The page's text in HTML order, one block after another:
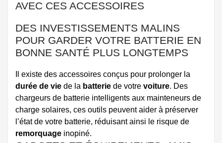
AVEC CES ACCESSOIRES
DES INVESTISSEMENTS MALINS
POUR GARDER VOTRE BATTERIE EN
BONNE SANTÉ PLUS LONGTEMPS
Il existe des accessoires conçus pour prolonger la
durée de vie de la batterie de votre voiture. Des
chargeurs de batterie intelligents aux mainteneurs de
charge solaires, ces outils peuvent aider à préserver
l’état de votre batterie, réduisant ainsi le risque de
remorquage inopiné.